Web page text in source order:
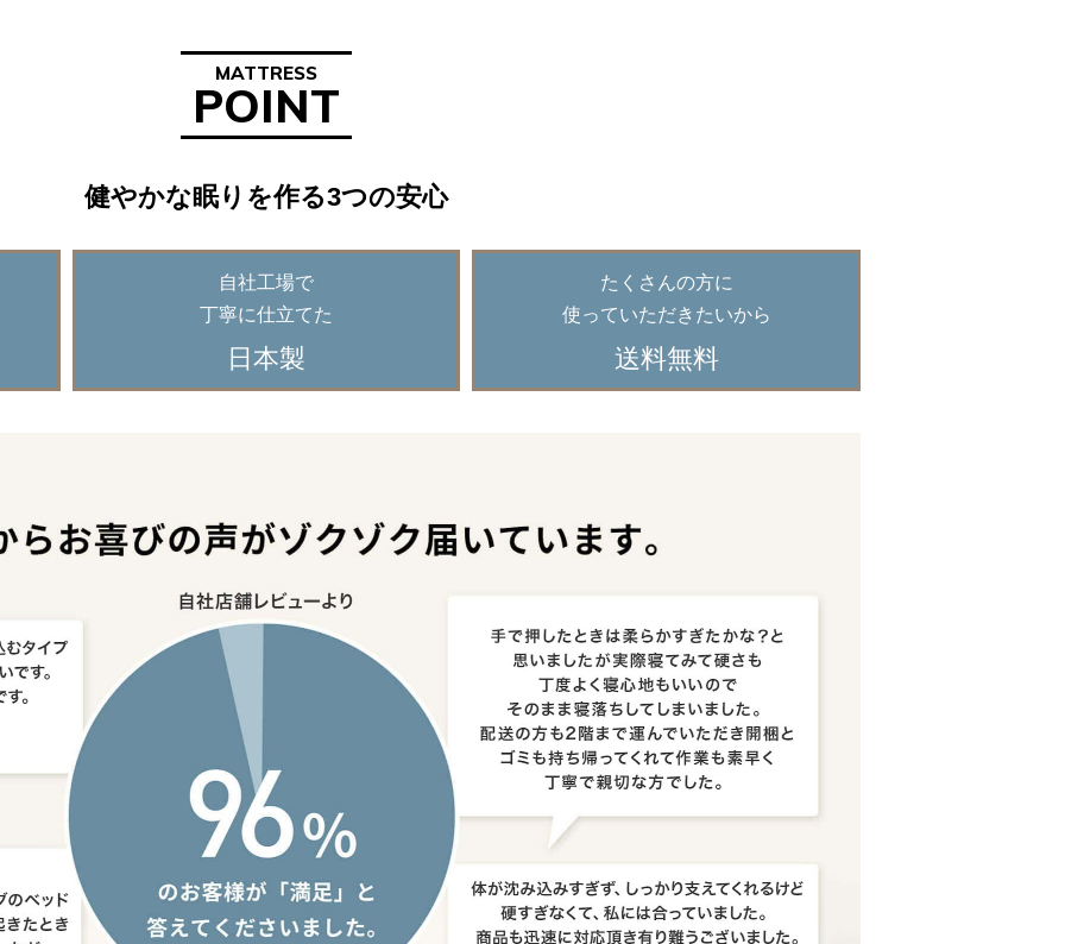
MATTRESS
POINT
健やかな眠りを作る3つの安心
自社工場で
丁寧に仕立てた
日本製
たくさんの方に
使っていただきたいから
送料無料